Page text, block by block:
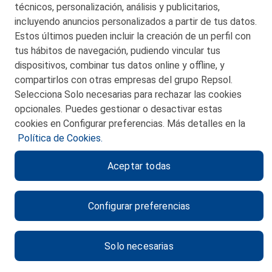
CONTACTO
MAPA WEB
POLITICA DE PRIVACIDAD
POLITICA DE COOKIES
CANAL DE ÉTICA
técnicos, personalización, análisis y publicitarios,
incluyendo anuncios personalizados a partir de tus datos.
Estos últimos pueden incluir la creación de un perfil con
tus hábitos de navegación, pudiendo vincular tus
dispositivos, combinar tus datos online y offline, y
compartirlos con otras empresas del grupo Repsol.
Selecciona Solo necesarias para rechazar las cookies
opcionales. Puedes gestionar o desactivar estas
cookies en Configurar preferencias. Más detalles en la
Política de Cookies.
Configurar preferencias
Solo necesarias
Aceptar todas